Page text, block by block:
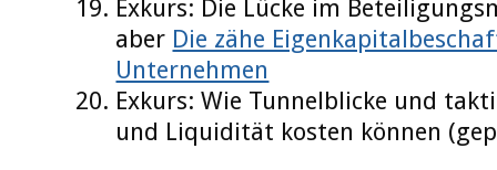
Exkurs: Die Lücke im
aber Die zähe
Unternehmen
Exkurs: Wie Tunnelblicke und
und Liquidität kosten können